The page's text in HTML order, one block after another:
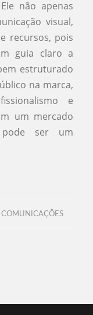
não apenas
visual,
recursos, pois
guia claro a
estruturado
na marca,
e
um mercado
pode ser um
COMUNICAÇÕES